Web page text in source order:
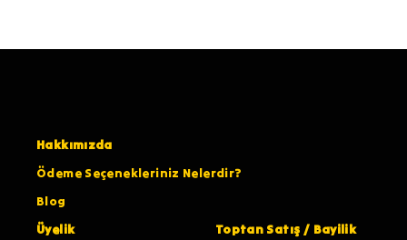
Hakkımızda
Ödeme Seçenekleriniz Nelerdir?
Blog
Üyelik
Toptan Satış / Bayilik